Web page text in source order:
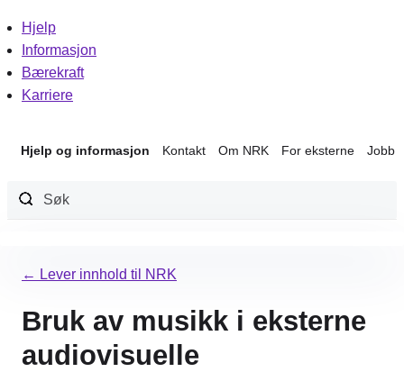
Hjelp
Informasjon
Bærekraft
Karriere
Hjelp og informasjon Kontakt Om NRK For eksterne Jobb
innhold
← Lever innhold til NRK
Bruk av musikk i eksterne
audiovisuelle